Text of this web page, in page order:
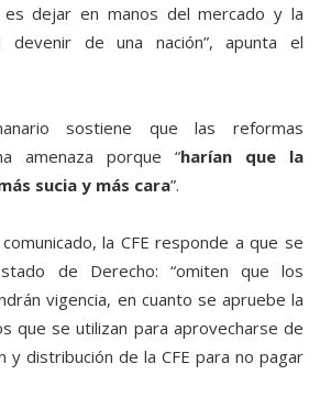
es dejar en manos del mercado y la
devenir de una nación”, apunta el
sostiene que las reformas
amenaza porque “harían que la
sucia y más cara”.
la CFE responde a que se
de Derecho: “omiten que los
vigencia, en cuanto se apruebe la
que se utilizan para aprovecharse de
y distribución de la CFE para no pagar